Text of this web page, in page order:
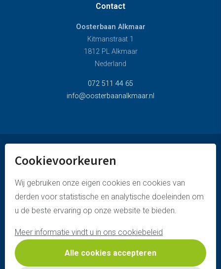
Contact
Oosterbaan Alkmaar
Kitmanstraat 1
1812 PL Alkmaar
Nederland
072 511 44 65
info@oosterbaanalkmaar.nl
© oosterbaan alkmaar
privacyverklaring
disclaimer & copyright
cookies policy
website door webstart
Cookievoorkeuren
Wij gebruiken onze eigen cookies en cookies van
derden voor statistische en analytische doeleinden om
u de beste ervaring op onze website te bieden.
Meer informatie vindt u in ons cookiebeleid
Alle cookies accepteren